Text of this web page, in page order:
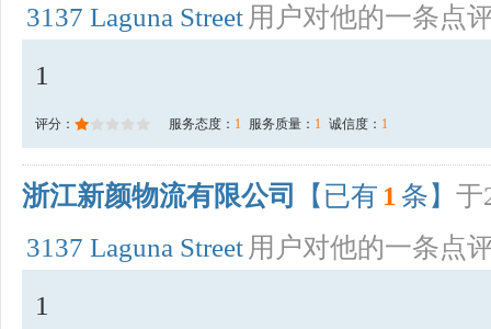
3137 Laguna Street 用户对他的一条点
1
评分： 服务态度： 1 服务质量： 1 诚信度： 1
浙江新颜物流有限公司 【已有 1 条】 于
3137 Laguna Street 用户对他的一条点
1